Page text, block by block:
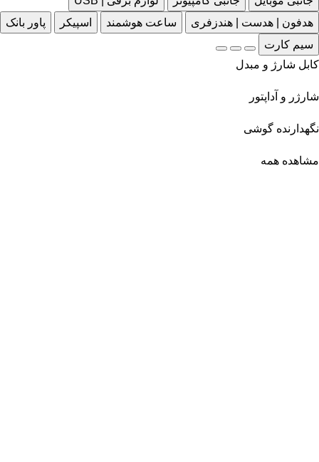
هدفون | هدست | هندزفری
ساعت هوشمند اسپیکر
پاور بانک
سیم کارت
کابل شارژ و مبدل
شارژر و آداپتور
نگهدارنده گوشی
مشاهده همه